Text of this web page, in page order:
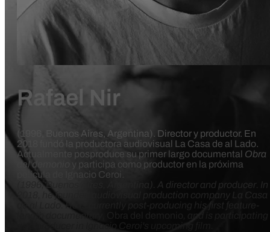
Rafael Nir
(1996, Buenos Aires, Argentina). Director y productor. En
2018 fundó la productora audiovisual La Casa de al Lado.
Actualmente posproduce su primer largo documental Obra
del demonio
y participa como productor en la próxima
película de Ignacio Ceroi.
(1996, Buenos Aires, Argentina). A director and producer. In
2018, he founded audiovisual production company La Casa
de al Lado. He is currently post-producing his first feature-
length documentary,
, and is participating
as a producer in Ignacio Ceroi's upcoming film.